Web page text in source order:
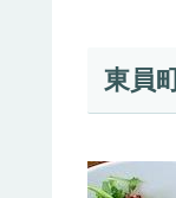
東員